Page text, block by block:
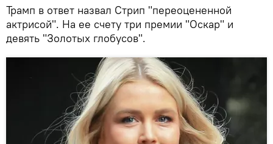
Трамп в ответ назвал Стрип "переоцененной
актрисой". На ее счету три премии "Оскар" и
девять "Золотых глобусов".